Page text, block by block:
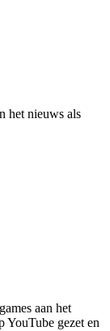
het nieuws als
aan het
YouTube gezet en